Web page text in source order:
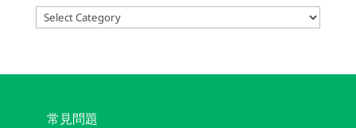
Categories
常見問題